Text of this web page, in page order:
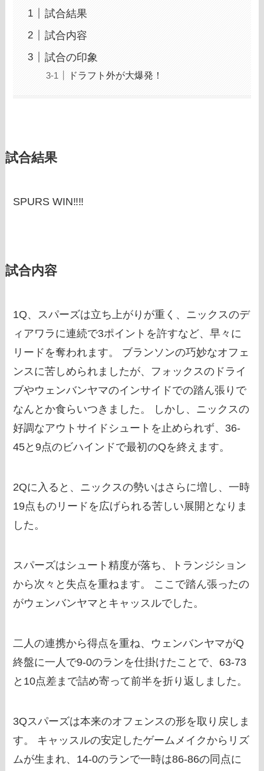
試合結果
試合内容
試合の印象
ドラフト外が大爆発！
試合結果
SPURS WIN‼‼
試合内容
1Q、スパーズは立ち上がりが重く、ニックスのデ
ィアワラに連続で3ポイントを許すなど、早々に
リードを奪われます。 ブランソンの巧妙なオフェ
ンスに苦しめられましたが、フォックスのドライ
ブやウェンバンヤマのインサイドでの踏ん張りで
なんとか食らいつきました。 しかし、ニックスの
好調なアウトサイドシュートを止められず、36-
45と9点のビハインドで最初のQを終えます。
2Qに入ると、ニックスの勢いはさらに増し、一時
19点ものリードを広げられる苦しい展開となりま
した。
スパーズはシュート精度が落ち、トランジション
から次々と失点を重ねます。 ここで踏ん張ったの
がウェンバンヤマとキャッスルでした。
二人の連携から得点を重ね、ウェンバンヤマがQ
終盤に一人で9-0のランを仕掛けたことで、63-73
と10点差まで詰め寄って前半を折り返しました。
3Qスパーズは本来のオフェンスの形を取り戻しま
す。 キャッスルの安定したゲームメイクからリズ
ムが生まれ、14-0のランで一時は86-86の同点に